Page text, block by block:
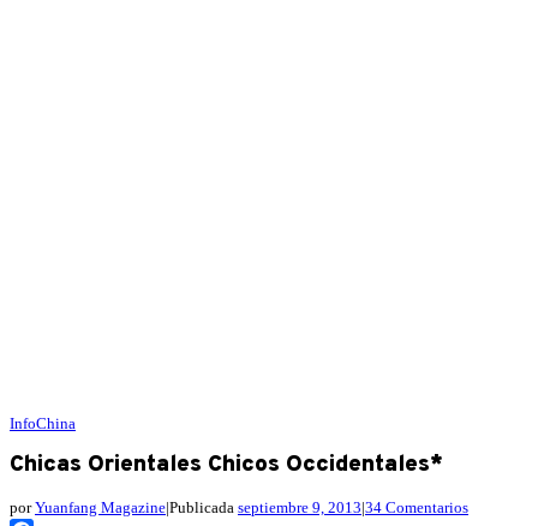
InfoChina
Chicas Orientales Chicos Occidentales*
porYuanfang Magazine|Publicada septiembre 9, 2013|34 Comentarios